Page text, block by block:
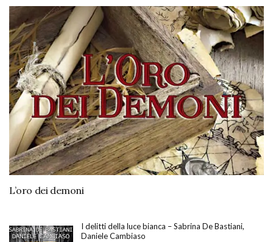
L’oro dei demoni
I delitti della luce bianca – Sabrina De Bastiani,
Daniele Cambiaso